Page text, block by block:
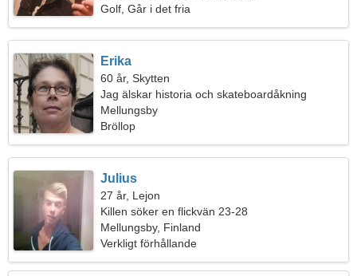
Golf, Går i det fria
Erika
60 år, Skytten
Jag älskar historia och skateboardåkning
Mellungsby
Bröllop
Julius
27 år, Lejon
Killen söker en flickvän 23-28
Mellungsby, Finland
Verkligt förhållande